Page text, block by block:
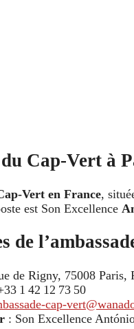
Cap‑Vert à
en France,
est Son Excellence
de
de Rigny, 75008 Paris,
1 42 12 73 50
cap-
: Son Excellence